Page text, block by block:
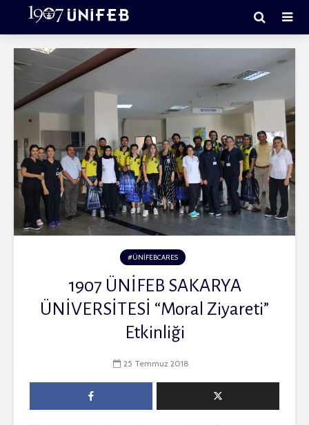
#ÜNIFEBCARES
1907 ÜNİFEB SAKARYA
ÜNİVERSİTESİ “Moral Ziyareti”
Etkinliği
25 Temmuz 2018